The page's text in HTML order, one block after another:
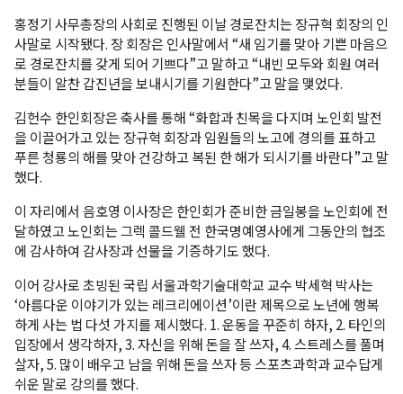
홍정기 사무총장의 사회로 진행된 이날 경로잔치는 장규혁 회장의 인
사말로 시작됐다. 장 회장은 인사말에서 “새 임기를 맞아 기쁜 마음으
로 경로잔치를 갖게 되어 기쁘다”고 말하고 “내빈 모두와 회원 여러
분들이 알찬 갑진년을 보내시기를 기원한다”고 말을 맺었다.
김헌수 한인회장은 축사를 통해 “화합과 친목을 다지며 노인회 발전
을 이끌어가고 있는 장규혁 회장과 임원들의 노고에 경의를 표하고
푸른 청룡의 해를 맞아 건강하고 복된 한 해가 되시기를 바란다”고 말
했다.
이 자리에서 음호영 이사장은 한인회가 준비한 금일봉을 노인회에 전
달하였고 노인회는 그렉 콜드웰 전 한국명예영사에게 그동안의 협조
에 감사하여 감사장과 선물을 기증하기도 했다.
이어 강사로 초빙된 국립 서울과학기술대학교 교수 박세혁 박사는
‘아름다운 이야기가 있는 레크리에이션’이란 제목으로 노년에 행복
하게 사는 법 다섯 가지를 제시했다. 1. 운동을 꾸준히 하자, 2. 타인의
입장에서 생각하자, 3. 자신을 위해 돈을 잘 쓰자, 4. 스트레스를 풀며
살자, 5. 많이 배우고 남을 위해 돈을 쓰자 등 스포츠과학과 교수답게
쉬운 말로 강의를 했다.